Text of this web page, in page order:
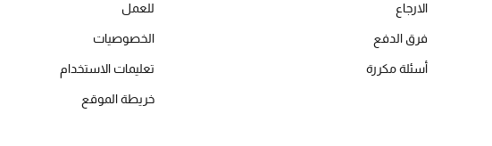
الارجاع
فرق الدفع
أسئلة مكررة
للعمل
الخصوصيات
تعليمات الاستخدام
خريطة الموقع